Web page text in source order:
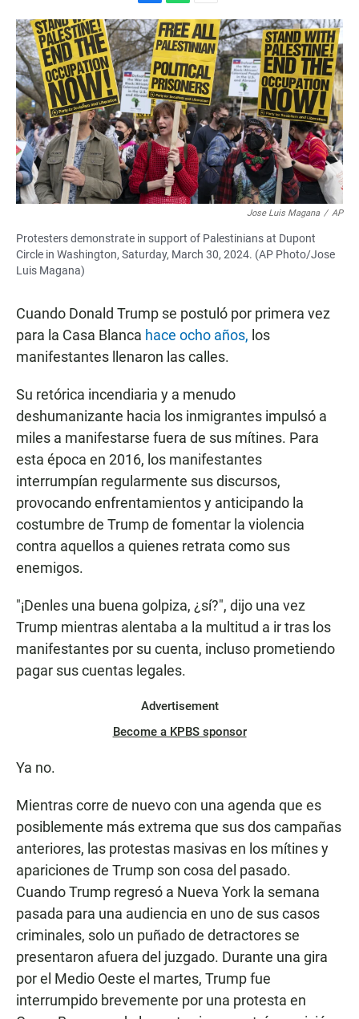
a
c
e
b
o
o
k
h
a
t
s
A
p
p
m
a
i
l
Jose Luis Magana / AP
Protesters demonstrate in support of Palestinians at Dupont
Circle in Washington, Saturday, March 30, 2024. (AP Photo/Jose
Luis Magana)
Cuando Donald Trump se postuló por primera vez
para la Casa Blanca hace ocho años, los
manifestantes llenaron las calles.
Su retórica incendiaria y a menudo
deshumanizante hacia los inmigrantes impulsó a
miles a manifestarse fuera de sus mítines. Para
esta época en 2016, los manifestantes
interrumpían regularmente sus discursos,
provocando enfrentamientos y anticipando la
costumbre de Trump de fomentar la violencia
contra aquellos a quienes retrata como sus
enemigos.
"¡Denles una buena golpiza, ¿sí?", dijo una vez
Trump mientras alentaba a la multitud a ir tras los
manifestantes por su cuenta, incluso prometiendo
pagar sus cuentas legales.
Advertisement
Become a KPBS sponsor
Ya no.
Mientras corre de nuevo con una agenda que es
posiblemente más extrema que sus dos campañas
anteriores, las protestas masivas en los mítines y
apariciones de Trump son cosa del pasado.
Cuando Trump regresó a Nueva York la semana
pasada para una audiencia en uno de sus casos
criminales, solo un puñado de detractores se
presentaron afuera del juzgado. Durante una gira
por el Medio Oeste el martes, Trump fue
interrumpido brevemente por una protesta en